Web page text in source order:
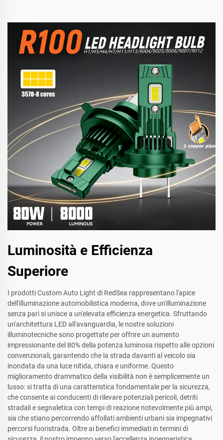
Luminosità e Efficienza
Superiore
I prodotti Custom Auto Light di RedSea rappresentano l'apice
dell'illuminazione automobilistica moderna, dove un'illuminazione
senza pari si unisce a un'elevata efficienza energetica. Sfruttando
un'architettura LED all'avanguardia, le nostre soluzioni
illuminotecniche sono progettate per offrire un aumento
impressionante del 80% della potenza luminosa rispetto alle opzioni
convenzionali, garantendo che la strada davanti al veicolo sia
inondata da una luce nitida, chiara e uniforme. Questo
miglioramento drammatico della visibilità non è semplicemente un
lusso: si tratta di una caratteristica fondamentale per la sicurezza,
che consente ai conducenti di rilevare potenziali pericoli, detriti
stradali e segnaletica con tempi di reazione notevolmente più ampi,
sia che stiano percorrendo affollati ambienti urbani sia impegnativi
percorsi fuoristrada. Oltre ai benefici immediati in termini di